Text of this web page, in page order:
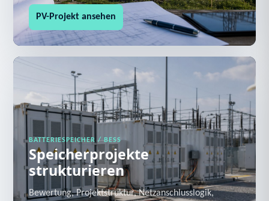
PV-Projekt ansehen
BATTERIESPEICHER / BESS
Speicherprojekte
strukturieren
Bewertung, Projektstruktur, Netzanschlusslogik,